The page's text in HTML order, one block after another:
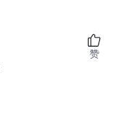
赞